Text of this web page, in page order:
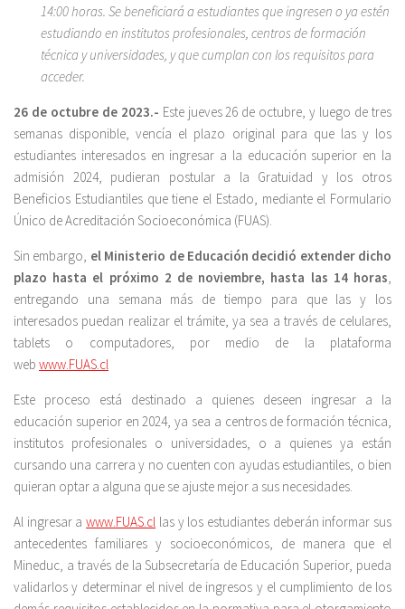
14:00 horas. Se beneficiará a estudiantes que ingresen o ya estén
estudiando en institutos profesionales, centros de formación
técnica y universidades, y que cumplan con los requisitos para
acceder.
26 de octubre de 2023.- Este jueves 26 de octubre, y luego de tres
semanas disponible, vencía el plazo original para que las y los
estudiantes interesados en ingresar a la educación superior en la
admisión 2024, pudieran postular a la Gratuidad y los otros
Beneficios Estudiantiles que tiene el Estado, mediante el Formulario
Único de Acreditación Socioeconómica (FUAS).
Sin embargo, el Ministerio de Educación decidió extender dicho
plazo hasta el próximo 2 de noviembre, hasta las 14 horas,
entregando una semana más de tiempo para que las y los
interesados puedan realizar el trámite, ya sea a través de celulares,
tablets o computadores, por medio de la plataforma
web www.FUAS.cl
Este proceso está destinado a quienes deseen ingresar a la
educación superior en 2024, ya sea a centros de formación técnica,
institutos profesionales o universidades, o a quienes ya están
cursando una carrera y no cuenten con ayudas estudiantiles, o bien
quieran optar a alguna que se ajuste mejor a sus necesidades.
Al ingresar awww.FUAS.cl las y los estudiantes deberán informar sus
antecedentes familiares y socioeconómicos, de manera que el
Mineduc, a través de la Subsecretaría de Educación Superior, pueda
validarlos y determinar el nivel de ingresos y el cumplimiento de los